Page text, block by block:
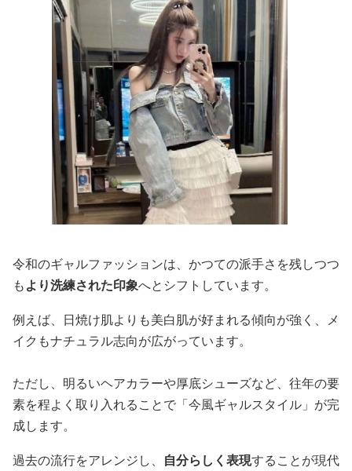
令和のギャルファッションは、かつての派手さを残しつつ
もより洗練された印象へとシフトしています。
例えば、日焼け肌よりも美白肌が好まれる傾向が強く、メ
イクもナチュラル志向が広がっています。
ただし、明るいヘアカラーや厚底シューズなど、往年の要
素を程よく取り入れることで「今風ギャルスタイル」が完
成します。
過去の流行をアレンジし、 自分らしく表現することが現代